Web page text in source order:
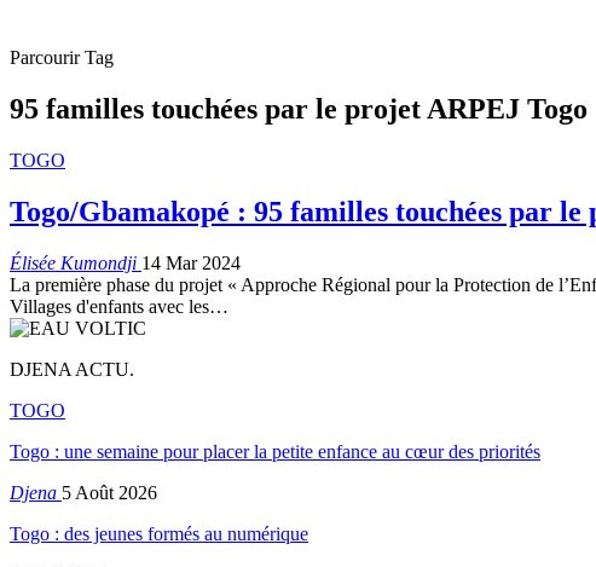
Parcourir Tag
95 familles touchées par le projet ARPEJ Togo
TOGO
Togo/Gbamakopé : 95 familles touchées par
Élisée Kumondji 14 Mar 2024
La première phase du projet « Approche Régional pour la Protection de
Villages d'enfants avec les…
DJENA ACTU.
TOGO
Togo : une semaine pour placer la petite enfance au cœur des priorités
Djena 5 Août 2026
Togo : des jeunes formés au numérique